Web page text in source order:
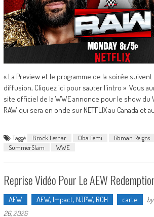
« La Preview et le programme de la soirée
diffusion, Cliquez ici pour sauter l'intro » Vous
site officiel de la WWE annonce pour le show du
RAW qui sera en onde sur NETFLIX au Canada et
Taggé Brock Lesnar Oba Femi Roman Reigns
SummerSlam
WWE
Reprise Vidéo Pour Le AEW
AEW AEW, Impact, NJPW, ROH carte by
26, 2026